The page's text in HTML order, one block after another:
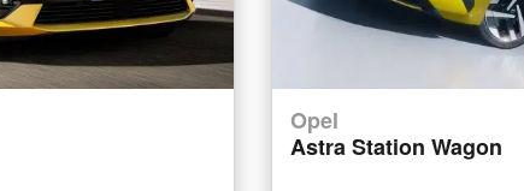
Opel
Astra Station Wagon